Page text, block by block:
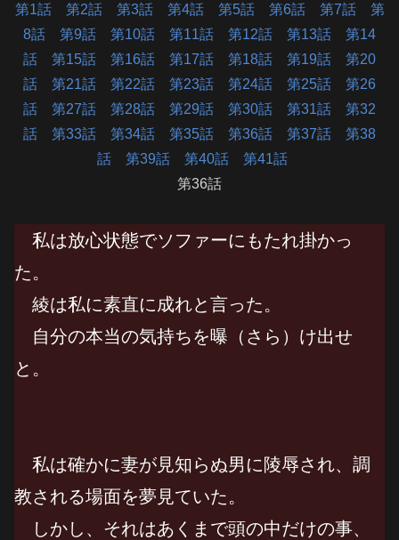
第1話 第2話 第3話 第4話 第5話 第6話 第7話 第
8話 第9話 第10話 第11話 第12話 第13話 第14
話 第15話 第16話 第17話 第18話 第19話 第20
話 第21話 第22話 第23話 第24話 第25話 第26
話 第27話 第28話 第29話 第30話 第31話 第32
話 第33話 第34話 第35話 第36話 第37話 第38
話 第39話 第40話 第41話
第36話
私は放心状態でソファーにもたれ掛かっ
た。
綾は私に素直に成れと言った。
自分の本当の気持ちを曝（さら）け出せ
と。
私は確かに妻が見知らぬ男に陵辱され、調
教される場面を夢見ていた。
しかし、それはあくまで頭の中だけの事、